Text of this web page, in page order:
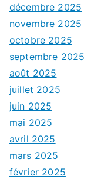
décembre 2025
novembre 2025
octobre 2025
septembre 2025
août 2025
juillet 2025
juin 2025
mai 2025
avril 2025
mars 2025
février 2025